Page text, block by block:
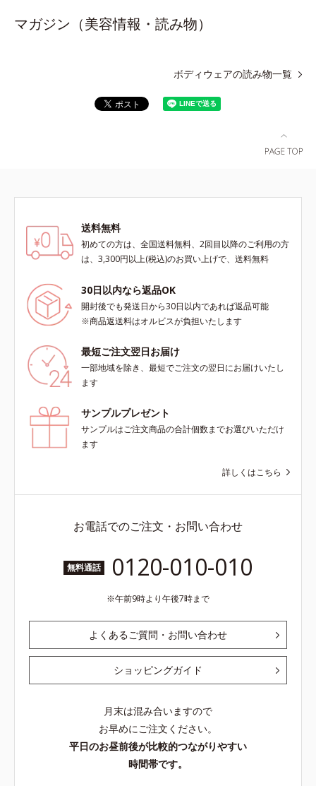
マガジン（美容情報・読み物）
ボディウェアの読み物一覧
送料無料
初めての方は、全国送料無料、2回目以降のご利用の方
は、3,300円以上(税込)のお買い上げで、送料無料
30日以内なら返品OK
開封後でも発送日から30日以内であれば返品可能
※商品返送料はオルビスが負担いたします
最短ご注文翌日お届け
一部地域を除き、最短でご注文の翌日にお届けいたし
ます
サンプルプレゼント
サンプルはご注文商品の合計個数までお選びいただけ
ます
詳しくはこちら
お電話でのご注文・お問い合わせ
無料通話 0120-010-010
午前9時より午後7時まで
よくあるご質問・お問い合わせ
ショッピングガイド
月末は混み合いますので
お早めにご注文ください。
平日のお昼前後が比較的つながりやすい
時間帯です。